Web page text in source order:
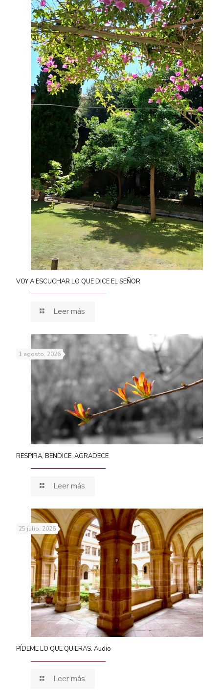
VOY A ESCUCHAR LO QUE DICE EL SEÑOR
Leer más
1 agosto, 2026
RESPIRA, BENDICE, AGRADECE
Leer más
25 julio, 2026
PÍDEME LO QUE QUIERAS. Audio
Leer más